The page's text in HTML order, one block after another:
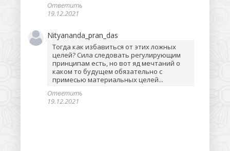
Ответить
19.12.2021
Nityananda_pran_das
Тогда как избавиться от этих ложных
целей? Сила следовать регулирующим
принципам есть, но вот яд мечтаний о
каком то будущем обязательно с
примесью материальных целей...
Ответить
19.12.2021